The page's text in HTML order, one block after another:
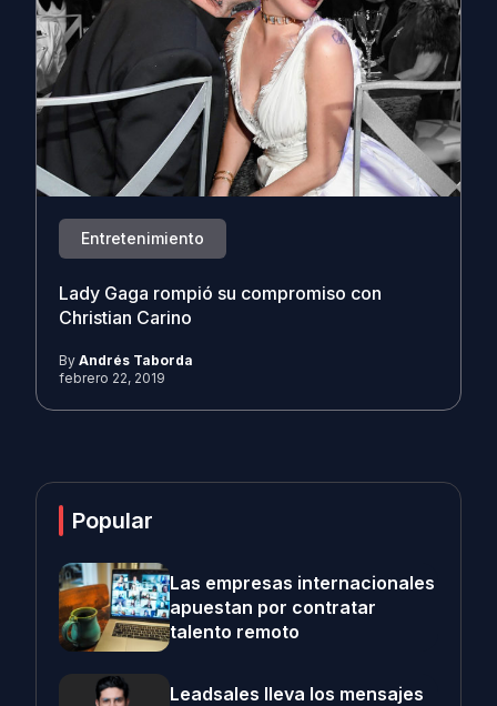
Entretenimiento
Lady Gaga rompió su compromiso con
Christian Carino
By Andrés Taborda
febrero 22, 2019
Popular
Las empresas internacionales
apuestan por contratar
talento remoto
Leadsales lleva los mensajes